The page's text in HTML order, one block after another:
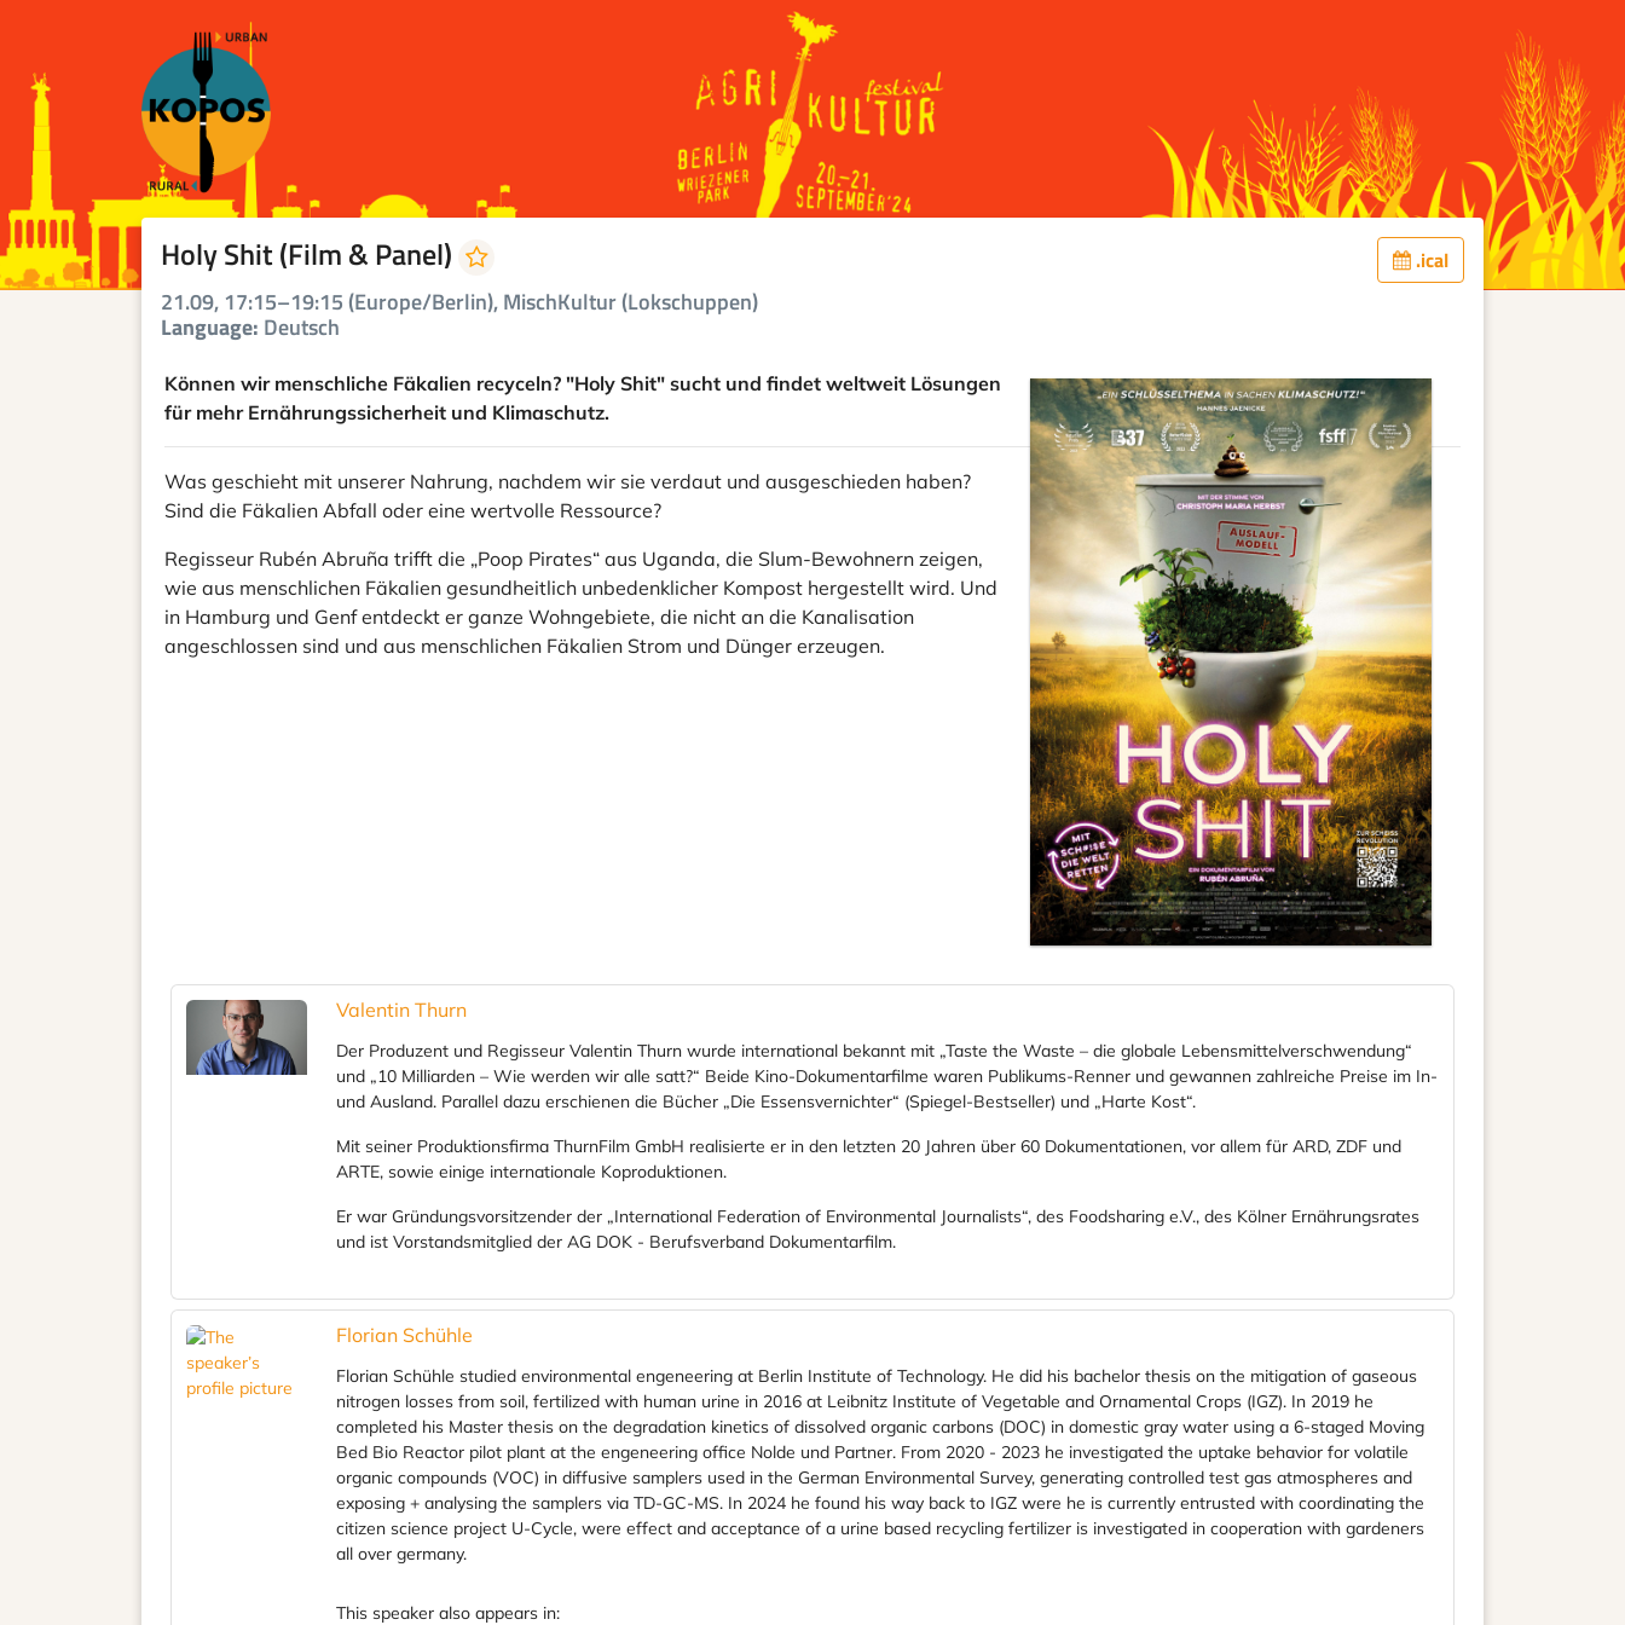
Holy Shit (Film & Panel) .ical
21.09, 17:15–19:15 (Europe/Berlin), MischKultur (Lokschuppen)
Language: Deutsch
Können wir menschliche Fäkalien recyceln? "Holy Shit" sucht und findet weltweit Lösungen
für mehr Ernährungssicherheit und Klimaschutz.
Was geschieht mit unserer Nahrung, nachdem wir sie verdaut und ausgeschieden haben?
Sind die Fäkalien Abfall oder eine wertvolle Ressource?
Regisseur Rubén Abruña trifft die „Poop Pirates“ aus Uganda, die Slum-Bewohnern zeigen,
wie aus menschlichen Fäkalien gesundheitlich unbedenklicher Kompost hergestellt wird. Und
in Hamburg und Genf entdeckt er ganze Wohngebiete, die nicht an die Kanalisation
angeschlossen sind und aus menschlichen Fäkalien Strom und Dünger erzeugen.
Valentin Thurn
Der Produzent und Regisseur Valentin Thurn wurde international bekannt mit „Taste the Waste – die globale Lebensmittelverschwendung“
und „10 Milliarden – Wie werden wir alle satt?“ Beide Kino-Dokumentarfilme waren Publikums-Renner und gewannen zahlreiche Preise im In-
und Ausland. Parallel dazu erschienen die Bücher „Die Essensvernichter“ (Spiegel-Bestseller) und „Harte Kost“.
Mit seiner Produktionsfirma ThurnFilm GmbH realisierte er in den letzten 20 Jahren über 60 Dokumentationen, vor allem für ARD, ZDF und
ARTE, sowie einige internationale Koproduktionen.
Er war Gründungsvorsitzender der „International Federation of Environmental Journalists“, des Foodsharing e.V., des Kölner Ernährungsrates
und ist Vorstandsmitglied der AG DOK - Berufsverband Dokumentarfilm.
Florian Schühle
Florian Schühle studied environmental engeneering at Berlin Institute of Technology. He did his bachelor thesis on the mitigation of gaseous
nitrogen losses from soil, fertilized with human urine in 2016 at Leibnitz Institute of Vegetable and Ornamental Crops (IGZ). In 2019 he
completed his Master thesis on the degradation kinetics of dissolved organic carbons (DOC) in domestic gray water using a 6-staged Moving
Bed Bio Reactor pilot plant at the engeneering office Nolde und Partner. From 2020 - 2023 he investigated the uptake behavior for volatile
organic compounds (VOC) in diffusive samplers used in the German Environmental Survey, generating controlled test gas atmospheres and
exposing + analysing the samplers via TD-GC-MS. In 2024 he found his way back to IGZ were he is currently entrusted with coordinating the
citizen science project U-Cycle, were effect and acceptance of a urine based recycling fertilizer is investigated in cooperation with gardeners
all over germany.
This speaker also appears in: